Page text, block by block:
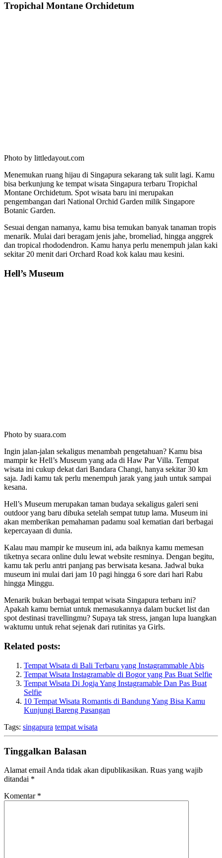
Tropichal Montane Orchidetum
Photo by littledayout.com
Menemukan ruang hijau di Singapura sekarang tak sulit lagi. Kamu
bisa berkunjung ke tempat wisata Singapura terbaru Tropichal
Montane Orchidetum. Spot wisata baru ini merupakan
pengembangan dari National Orchid Garden milik Singapore
Botanic Garden.
Sesuai dengan namanya, kamu bisa temukan banyak tanaman tropis
menarik. Mulai dari beragam jenis jahe, bromeliad, hingga anggrek
dan tropical rhododendron. Kamu hanya perlu menempuh jalan kaki
sekitar 20 menit dari Orchard Road kok kalau mau kesini.
Hell’s Museum
Photo by suara.com
Ingin jalan-jalan sekaligus menambah pengetahuan? Kamu bisa
mampir ke Hell’s Museum yang ada di Haw Par Villa. Tempat
wisata ini cukup dekat dari Bandara Changi, hanya sekitar 30 km
saja. Jadi kamu tak perlu menempuh jarak yang jauh untuk sampai
kesana.
Hell’s Museum merupakan taman budaya sekaligus galeri seni
outdoor yang baru dibuka setelah sempat tutup lama. Museum ini
akan memberikan pemahaman padamu soal kematian dari berbagai
kepercayaan di dunia.
Kalau mau mampir ke museum ini, ada baiknya kamu memesan
tiketnya secara online dulu lewat website resminya. Dengan begitu,
kamu tak perlu antri panjang pas berwisata kesana. Jadwal buka
museum ini mulai dari jam 10 pagi hingga 6 sore dari hari Rabu
hingga Minggu.
Menarik bukan berbagai tempat wisata Singapura terbaru ini?
Apakah kamu berniat untuk memasukannya dalam bucket list dan
spot destinasi travellingmu? Supaya tak stress, jangan lupa luangkan
waktumu untuk rehat sejenak dari rutinitas ya Girls.
Related posts:
Tempat Wisata di Bali Terbaru yang Instagrammable Abis
Tempat Wisata Instagramable di Bogor yang Pas Buat Selfie
Tempat Wisata Di Jogja Yang Instagramable Dan Pas Buat
Selfie
10 Tempat Wisata Romantis di Bandung Yang Bisa Kamu
Kunjungi Bareng Pasangan
Tags: singapura tempat wisata
Tinggalkan Balasan
Alamat email Anda tidak akan dipublikasikan. Ruas yang wajib
ditandai *
Komentar *